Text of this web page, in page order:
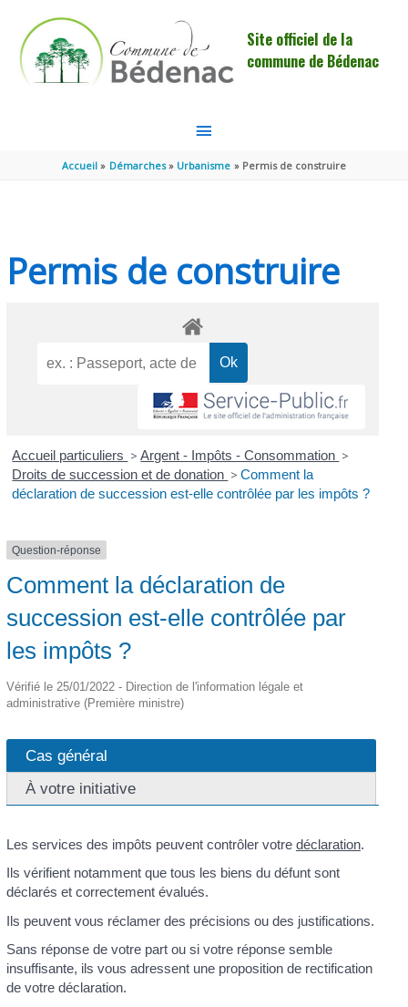
Site officiel de la
commune de Bédenac
MENU
PRINCIPAL
Accueil Démarches Urbanisme Permis de construire
Permis de construire
Accueil particuliers > Argent - Impôts - Consommation >
Droits de succession et de donation > Comment la
déclaration de succession est-elle contrôlée par les impôts ?
Question-réponse
Comment la déclaration de
succession est-elle contrôlée par
les impôts ?
Vérifié le 25/01/2022 - Direction de l'information légale et
administrative (Première ministre)
Cas général
À votre initiative
Les services des impôts peuvent contrôler votre déclaration.
Ils vérifient notamment que tous les biens du défunt sont
déclarés et correctement évalués.
Ils peuvent vous réclamer des précisions ou des justifications.
Sans réponse de votre part ou si votre réponse semble
insuffisante, ils vous adressent une proposition de rectification
de votre déclaration.